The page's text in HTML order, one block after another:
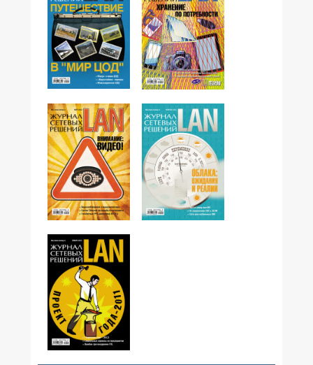
№05,2012 №04,2012
№03,2012 №02,2012
№01,2012